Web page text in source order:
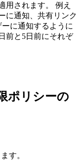
用されます。 例え
に通知、共有リンク
に通知するように
前と5日前にそれぞ
ポリシーの
す。